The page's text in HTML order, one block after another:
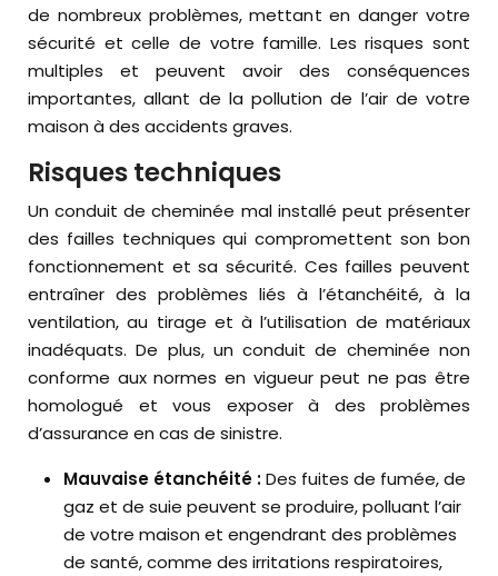
de nombreux problèmes, mettant en danger votre
sécurité et celle de votre famille. Les risques sont
multiples et peuvent avoir des conséquences
importantes, allant de la pollution de l’air de votre
maison à des accidents graves.
Risques techniques
Un conduit de cheminée mal installé peut présenter
des failles techniques qui compromettent son bon
fonctionnement et sa sécurité. Ces failles peuvent
entraîner des problèmes liés à l’étanchéité, à la
ventilation, au tirage et à l’utilisation de matériaux
inadéquats. De plus, un conduit de cheminée non
conforme aux normes en vigueur peut ne pas être
homologué et vous exposer à des problèmes
d’assurance en cas de sinistre.
Mauvaise étanchéité :Des fuites de fumée, de
gaz et de suie peuvent se produire, polluant l’air
de votre maison et engendrant des problèmes
de santé, comme des irritations respiratoires,